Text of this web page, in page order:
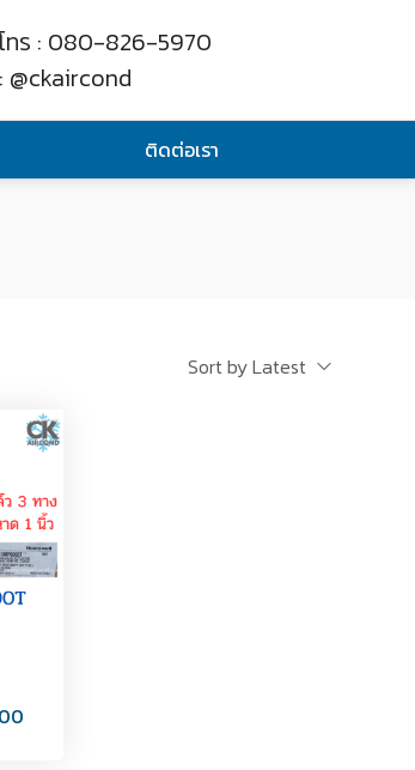
ทร : 080-826-5970
@ckaircond
ติดต่อเรา
Sort by Latest